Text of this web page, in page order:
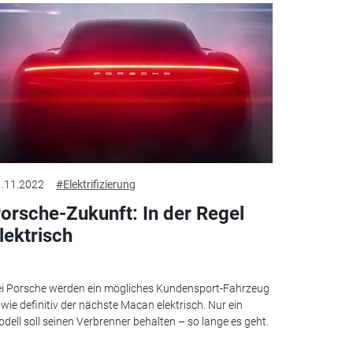
#Elektrifizierung
Zukunft: In der Regel
Porsche werden ein mögliches Kundensport-Fahrzeug
definitiv der nächste Macan elektrisch. Nur ein
soll seinen Verbrenner behalten – so lange es geht.